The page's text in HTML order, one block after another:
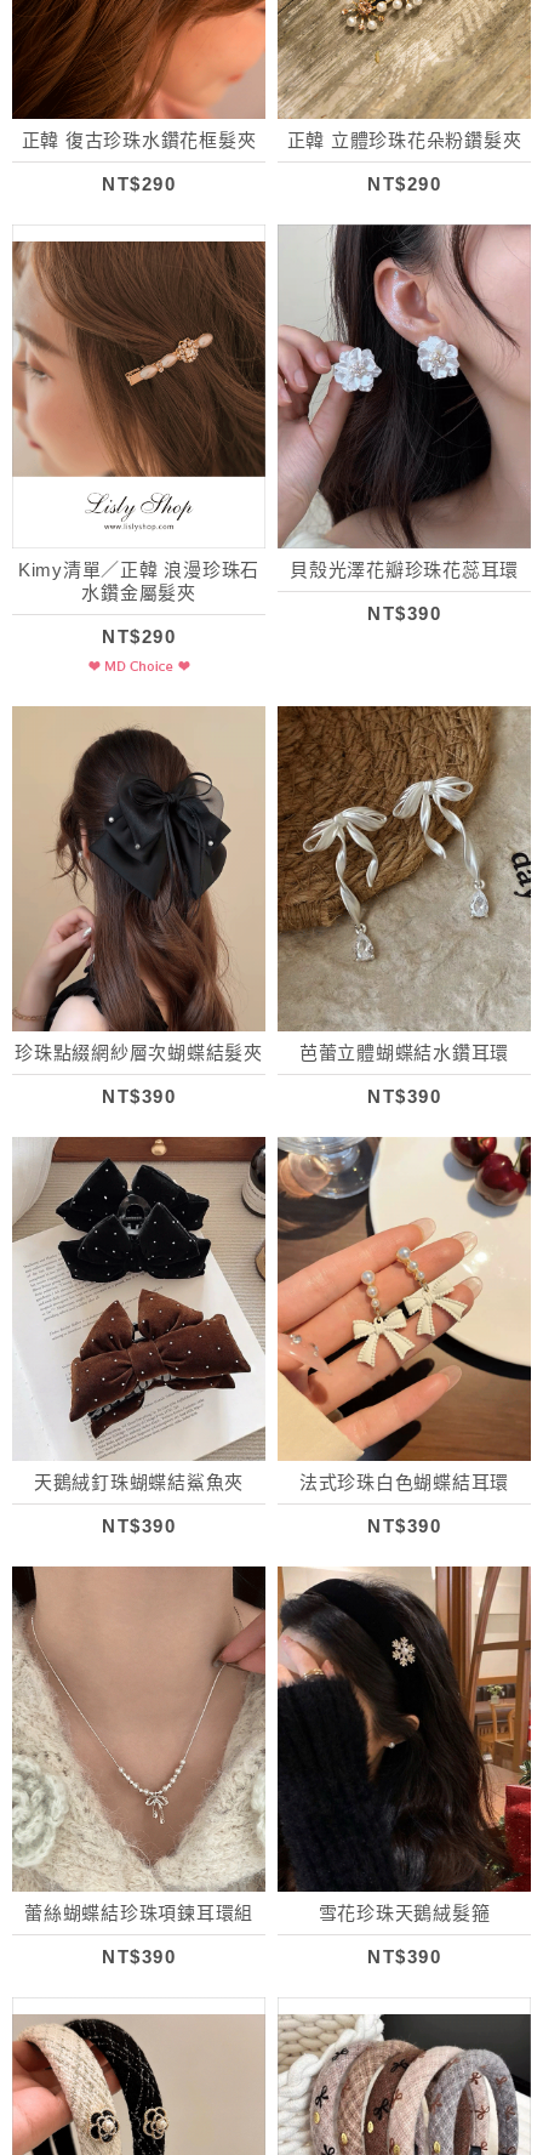
正韓 復古珍珠水鑽花框髮夾
NT$290
正韓 立體珍珠花朵粉鑽髮夾
NT$290
Kimy清單／正韓 浪漫珍珠石
水鑽金屬髮夾
NT$290
貝殼光澤花瓣珍珠花蕊耳環
NT$390
珍珠點綴網紗層次蝴蝶結髮夾
NT$390
芭蕾立體蝴蝶結水鑽耳環
NT$390
天鵝絨釘珠蝴蝶結鯊魚夾
NT$390
法式珍珠白色蝴蝶結耳環
NT$390
蕾絲蝴蝶結珍珠項鍊耳環組
NT$390
雪花珍珠天鵝絨髮箍
NT$390